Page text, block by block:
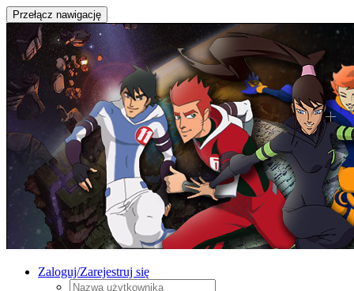
Przełącz nawigację
Zaloguj/Zarejestruj się